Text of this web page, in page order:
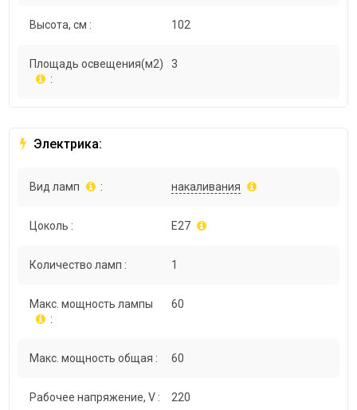
Высота, см : 102
Площадь освещения(м2)
:
3
Электрика:
Вид ламп : накаливания
Цоколь : E27
Количество ламп : 1
Макс. мощность лампы
:
60
Макс. мощность общая : 60
Рабочее напряжение, V : 220